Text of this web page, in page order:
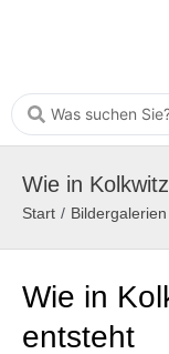
Wie in
Start / Bildergalerien
Wie in
entsteht